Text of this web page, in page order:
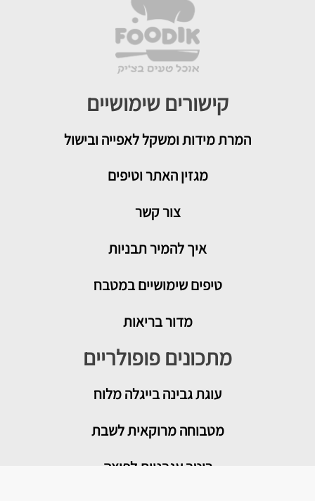
קישורים שימושיים
המרת מידות ומשקל לאפייה ובישול
מגזין האתר וטיפים
צור קשר
איך להמיר תבניות
טיפים שימושיים במטבח
מדור בריאות
מתכונים פופולריים
עוגת גבינה בייגלה מלוח
מטבוחה מרוקאית לשבת
רוטב עגבניות לפיצה